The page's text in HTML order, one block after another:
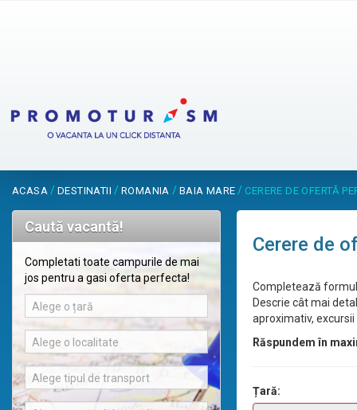
ACASA / DESTINATII / ROMANIA / BAIA MARE / CERERE DE OFERTĂ
Caută vacantă!
Completati toate campurile de mai
jos pentru a gasi oferta perfecta!
Alege o țară
Alege o localitate
Alege tipul de transport
Cerere de
Completează
Descrie cât mai
aproximativ,
Răspundem în
Țară: